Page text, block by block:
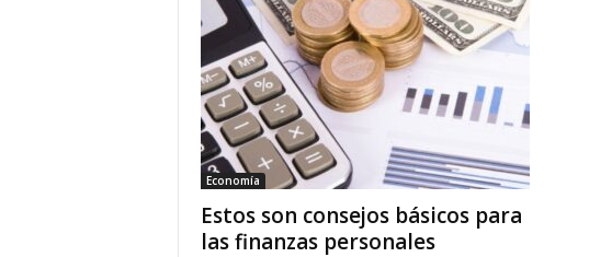
Economía
Estos son consejos básicos para
las finanzas personales